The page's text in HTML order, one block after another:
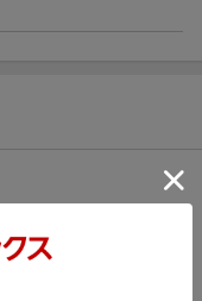
こんなにも家族仲が
か？